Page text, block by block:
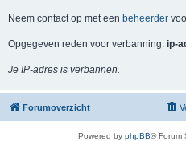
Neem contact op met een beheerder
Opgegeven reden voor verbanning: ip-
Je IP-adres is verbannen.
Forumoverzicht
Powered by phpBB® Forum